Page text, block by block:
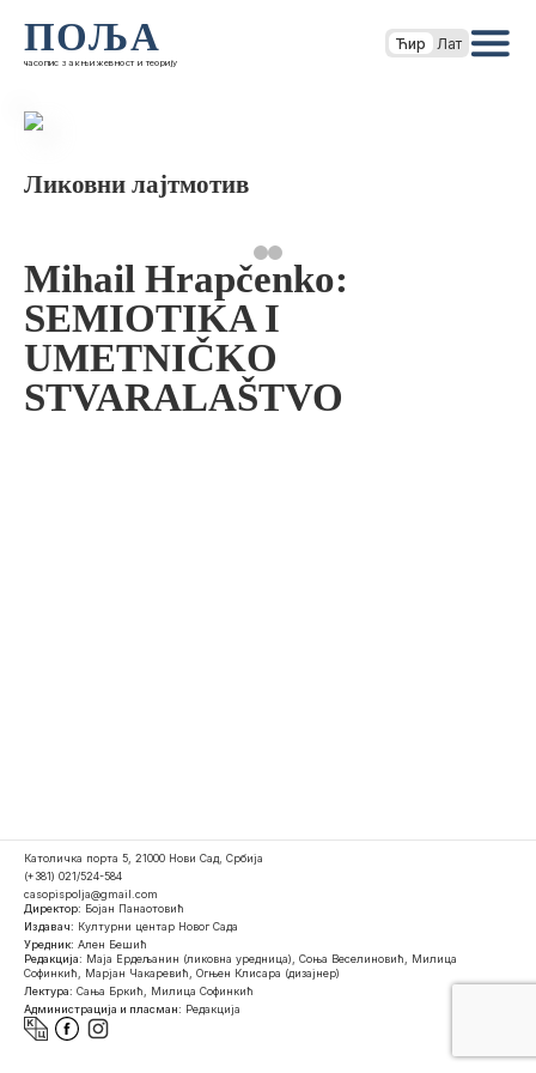
ПОЉА
часопис за књижевност и теорију
Ћир Лат
Ликовни лајтмотив
Mihail Hrapčenko:
SEMIOTIKA I
UMETNIČKO
STVARALAŠTVO
Католичка порта 5, 21000 Нови Сад, Србија
(+381) 021/524-584
casopispolja@gmail.com
Директор: Бојан Панаотовић
Издавач: Културни центар Новог Сада
Уредник: Ален Бешић
Редакција: Маја Ердељанин (ликовна уредница), Соња Веселиновић, Милица
Софинкић, Марјан Чакаревић, Огњен Клисара (дизајнер)
Лектура: Сања Бркић, Милица Софинкић
Администрација и пласман: Редакција